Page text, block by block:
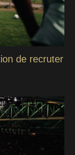
de recruter